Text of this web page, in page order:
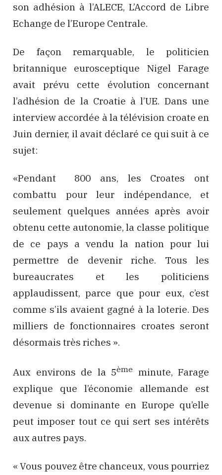
son adhésion à l’ALECE, L’Accord de Libre
Echange de l’Europe Centrale.
De façon remarquable, le politicien
britannique eurosceptique Nigel Farage
avait prévu cette évolution concernant
l’adhésion de la Croatie à l’UE. Dans une
interview accordée à la télévision croate en
Juin dernier, il avait déclaré ce qui suit à ce
sujet:
«Pendant 800 ans, les Croates ont
combattu pour leur indépendance, et
seulement quelques années après avoir
obtenu cette autonomie, la classe politique
de ce pays a vendu la nation pour lui
permettre de devenir riche. Tous les
bureaucrates et les politiciens
applaudissent, parce que pour eux, c’est
comme s’ils avaient gagné à la loterie. Des
milliers de fonctionnaires croates seront
désormais très riches ».
Aux environs de la 5ème minute, Farage
explique que l’économie allemande est
devenue si dominante en Europe qu’elle
peut imposer tout ce qui sert ses intérêts
aux autres pays.
« Vous pouvez être chanceux, vous pourriez